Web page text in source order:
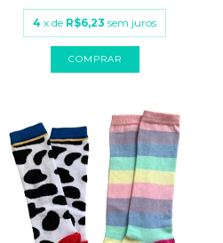
4 x de R$6,23 sem juros
COMPRAR